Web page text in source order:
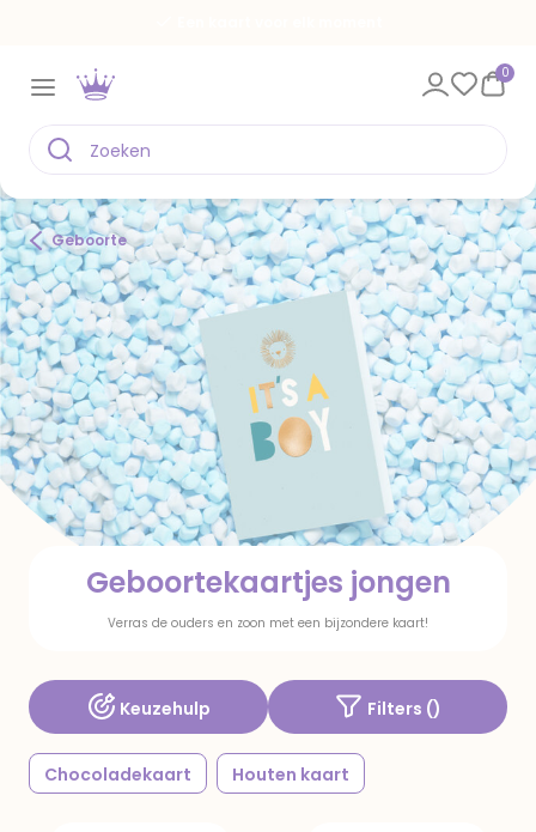
0
Geboorte
Geboortekaartjes jongen
Verras de ouders en zoon met een bijzondere kaart!
Keuzehulp Filters ()
Chocoladekaart Houten kaart